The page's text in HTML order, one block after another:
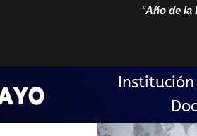
“Año de la
Institución